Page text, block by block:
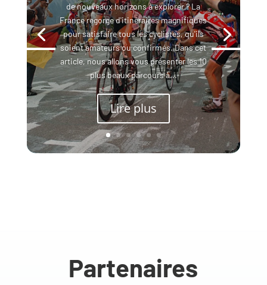
de nouveaux horizons à explorer ? La
France regorge d'itinéraires magnifiques
pour satisfaire tous les cyclistes, qu'ils
soient amateurs ou confirmés. Dans cet
article, nous allons vous présenter les 10
plus beaux parcours à...
Lire plus
Partenaires